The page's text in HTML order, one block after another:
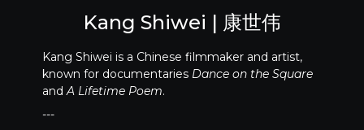
Kang Shiwei | 康世伟
Kang Shiwei is a Chinese filmmaker and artist,
known for documentaries Dance on the Square
andA Lifetime Poem.
---